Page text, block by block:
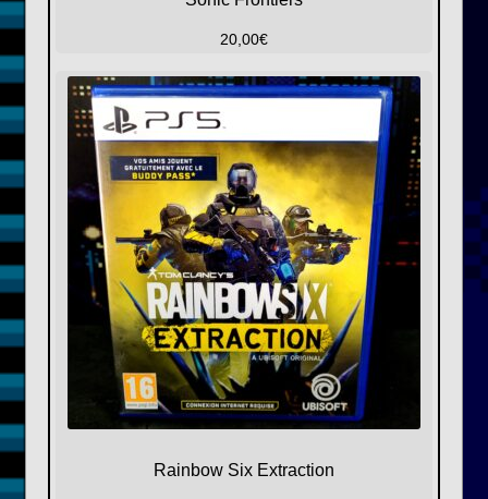
20,00€
Rainbow Six Extraction